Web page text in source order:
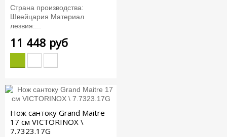
Страна производства:
Швейцария Материал
лезвия:...
11 448 руб
Нож сантоку Grand Maitre
17 см VICTORINOX \
7.7323.17G